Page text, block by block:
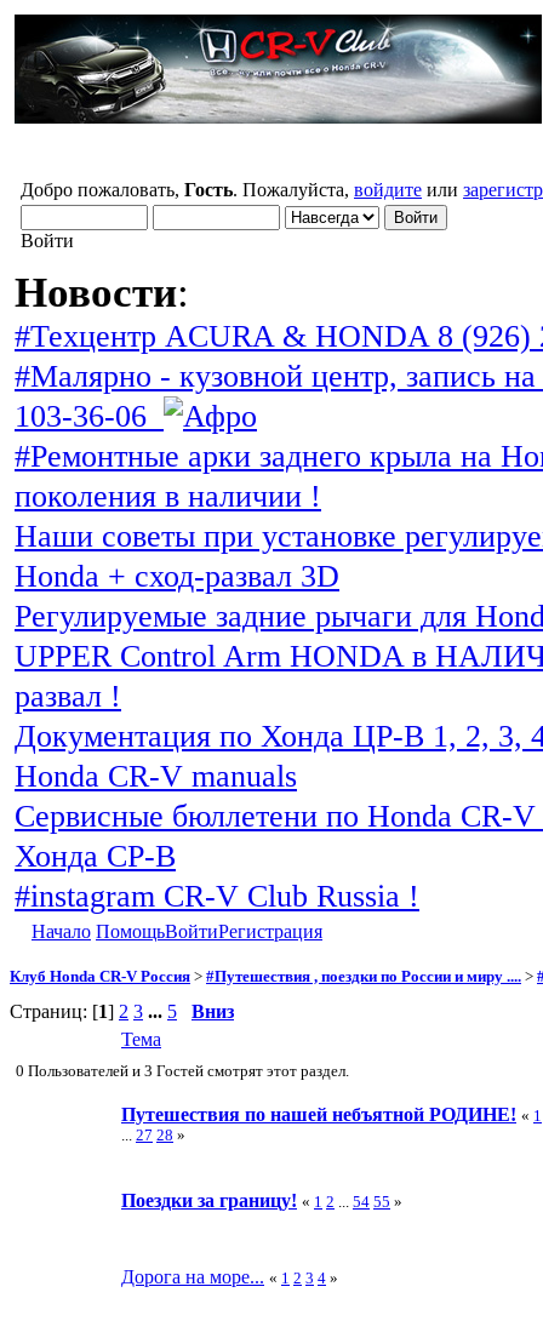
Добро пожаловать, Гость. Пожалуйста, войдите или
Войти
Новости:
#Техцентр ACURA & HONDA 8 (926)
#Малярно - кузовной центр, запись
103-36-06
#Ремонтные арки заднего крыла на
поколения в наличии !
Наши советы при установке
Honda + сход-развал 3D
Регулируемые задние рычаги для
UPPER Control Arm HONDA в
развал !
Документация по Хонда ЦР-В 1, 2, 3,
Honda CR-V manuals
Сервисные бюллетени по Honda CR-
Хонда СР-В
#instagram CR-V Club Russia !
Начало ПомощьВойтиРегистрация
Клуб Honda CR-V Россия > #Путешествия , поездки по России и миру .... >
Страниц: [1] 2 3 ... 5
Вниз
Тема
0 Пользователей и 3 Гостей смотрят этот раздел.
Путешествия по нашей небъятной РОДИНЕ! « 1
27 28 »
Поездки за границу! « 1 2 54 55 »
Дорога на море... « 1 2 3 4 »